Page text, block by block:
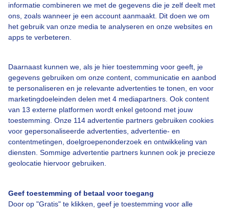
informatie combineren we met de gegevens die je zelf deelt met
ons, zoals wanneer je een account aanmaakt. Dit doen we om
het gebruik van onze media te analyseren en onze websites en
apps te verbeteren.
Daarnaast kunnen we, als je hier toestemming voor geeft, je
gegevens gebruiken om onze content, communicatie en aanbod
te personaliseren en je relevante advertenties te tonen, en voor
marketingdoeleinden delen met 4 mediapartners. Ook content
van 13 externe platformen wordt enkel getoond met jouw
toestemming. Onze 114 advertentie partners gebruiken cookies
voor gepersonaliseerde advertenties, advertentie- en
contentmetingen, doelgroepenonderzoek en ontwikkeling van
diensten. Sommige advertentie partners kunnen ook je precieze
geolocatie hiervoor gebruiken.
Geef toestemming of betaal voor toegang
Door op "Gratis" te klikken, geef je toestemming voor alle
Bekijk slideshow
Een moment geduld aub...
Over Buienradar
Veelgestelde vragen